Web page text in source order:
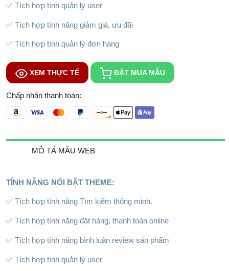
✅ Tích hợp tính quản lý user
✅ Tích hợp tính năng giảm giá, ưu đãi
✅ Tích hợp tính quản lý đơn hàng
XEM THỰC TẾ ĐẶT MUA MẪU
Chấp nhận thanh toán:
MÔ TẢ MẪU WEB
TÍNH NĂNG NỔI BẬT THEME:
✅ Tích hợp tính năng Tìm kiếm thông minh.
✅ Tích hợp tính năng đặt hàng, thanh toán online
✅ Tích hợp tính năng bình luận review sản phẩm
✅ Tích hợp tính quản lý user